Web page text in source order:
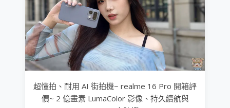
超懂拍、耐用 AI 街拍機~ realme 16 Pro 開箱評
價~ 2 億畫素 LumaColor 影像、持久續航與